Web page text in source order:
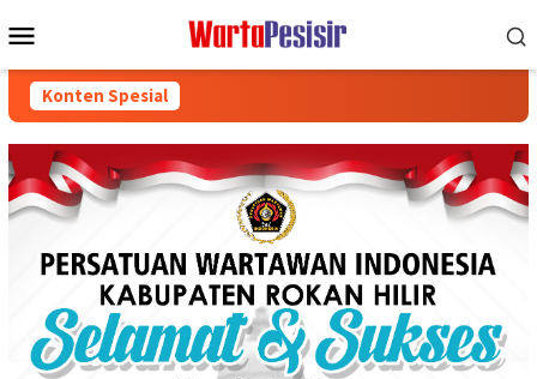
ke
Mobile
Konten Spesial